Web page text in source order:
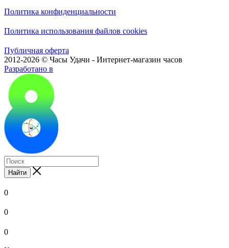
Политика конфиденциальности
Политика использования файлов cookies
Публичная оферта
2012-2026 © Часы Удачи - Интернет-магазин часов
Разработано в
Найти
0
0
0